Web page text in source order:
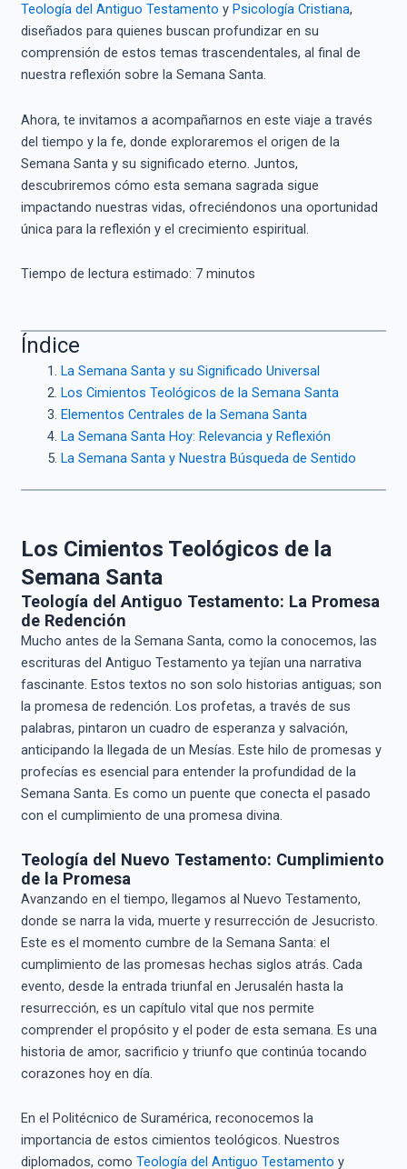
Teología del Antiguo Testamento y Psicología Cristiana,
diseñados para quienes buscan profundizar en su
comprensión de estos temas trascendentales, al final de
nuestra reflexión sobre la Semana Santa.
Ahora, te invitamos a acompañarnos en este viaje a través
del tiempo y la fe, donde exploraremos el origen de la
Semana Santa y su significado eterno. Juntos,
descubriremos cómo esta semana sagrada sigue
impactando nuestras vidas, ofreciéndonos una oportunidad
única para la reflexión y el crecimiento espiritual.
Tiempo de lectura estimado: 7minutos
Índice
La Semana Santa y su Significado Universal
Los Cimientos Teológicos de la Semana Santa
Elementos Centrales de la Semana Santa
La Semana Santa Hoy: Relevancia y Reflexión
La Semana Santa y Nuestra Búsqueda de Sentido
Los Cimientos Teológicos de la
Semana Santa
Teología del Antiguo Testamento: La Promesa
de Redención
Mucho antes de la Semana Santa, como la conocemos, las
escrituras del Antiguo Testamento ya tejían una narrativa
fascinante. Estos textos no son solo historias antiguas; son
la promesa de redención. Los profetas, a través de sus
palabras, pintaron un cuadro de esperanza y salvación,
anticipando la llegada de un Mesías. Este hilo de promesas y
profecías es esencial para entender la profundidad de la
Semana Santa. Es como un puente que conecta el pasado
con el cumplimiento de una promesa divina.
Teología del Nuevo Testamento: Cumplimiento
de la Promesa
Avanzando en el tiempo, llegamos al Nuevo Testamento,
donde se narra la vida, muerte y resurrección de Jesucristo.
Este es el momento cumbre de la Semana Santa: el
cumplimiento de las promesas hechas siglos atrás. Cada
evento, desde la entrada triunfal en Jerusalén hasta la
resurrección, es un capítulo vital que nos permite
comprender el propósito y el poder de esta semana. Es una
historia de amor, sacrificio y triunfo que continúa tocando
corazones hoy en día.
En el Politécnico de Suramérica, reconocemos la
importancia de estos cimientos teológicos. Nuestros
diplomados, como Teología del Antiguo Testamento y